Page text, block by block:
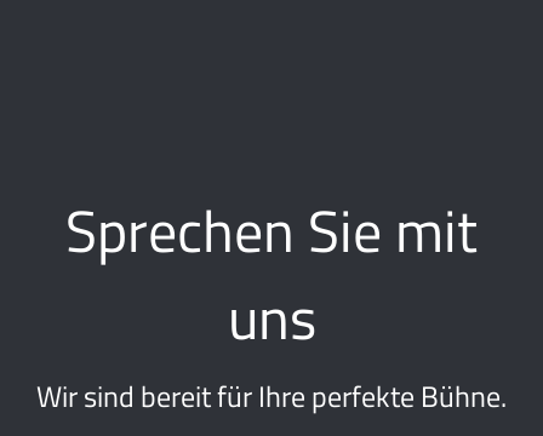
Sprechen Sie mit
uns
Wir sind bereit für Ihre perfekte Bühne.